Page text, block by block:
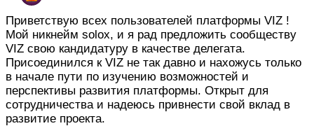
Приветствую всех пользователей платформы VIZ !
Мой никнейм solox, и я рад предложить сообществу
VIZ свою кандидатуру в качестве делегата.
Присоединился к VIZ не так давно и нахожусь только
в начале пути по изучению возможностей и
перспективы развития платформы. Открыт для
сотрудничества и надеюсь привнести свой вклад в
развитие проекта.